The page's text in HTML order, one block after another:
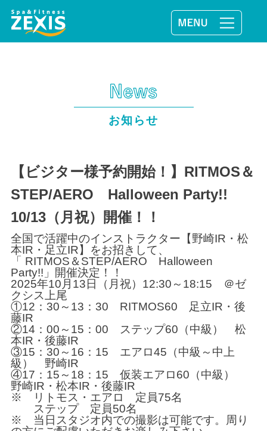
お知らせ
【ビジター様予約開始！】RITMOS＆
STEP/AERO Halloween Party!!
10/13（月祝）開催！！
全国で活躍中のインストラクター【野崎IR・松
本IR・足立IR】をお招きして、
「 RITMOS＆STEP/AERO Halloween
Party!!」開催決定！！
2025年10月13日（月祝）12:30～18:15 ＠ゼ
クシス上尾
①12：30～13：30 RITMOS60 足立IR・後
藤IR
②14：00～15：00 ステップ60（中級） 松
本IR・後藤IR
③15：30～16：15 エアロ45（中級～中上
級） 野崎IR
④17：15～18：15 仮装エアロ60（中級）
野崎IR・松本IR・後藤IR
※ リトモス・エアロ 定員75名
ステップ 定員50名
※ 当日スタジオ内での撮影は可能です。周り